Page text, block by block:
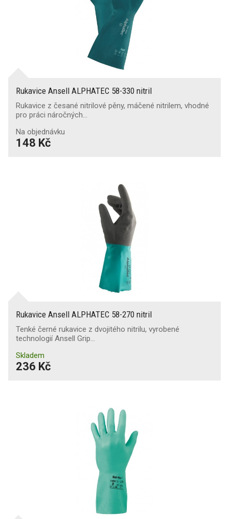
Rukavice Ansell ALPHATEC 58-330 nitril
Rukavice z česané nitrilové pěny, máčené nitrilem, vhodné
pro práci náročných…
Na objednávku
148 Kč
Rukavice Ansell ALPHATEC 58-270 nitril
Tenké černé rukavice z dvojitého nitrilu, vyrobené
technologií Ansell Grip…
Skladem
236 Kč